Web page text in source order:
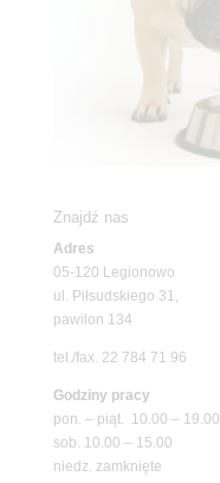
Znajdź nas
Adres
05-120 Legionowo
ul. Piłsudskiego 31,
pawilon 134
tel./fax. 22 784 71 96
Godziny pracy
pon. – piąt. 10.00 – 19.00
sob. 10.00 – 15.00
niedz. zamknięte